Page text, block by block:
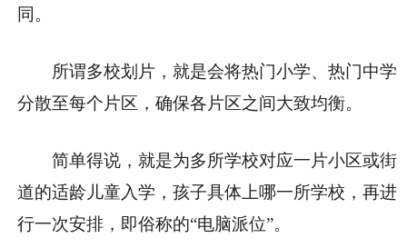
同。
所谓多校划片， 就是会将热门小学、热门中学
分散至每个片区，确保各片区之间大致均衡。
简单得说，就是为多所学校对应一片小区或街
道的适龄儿童入学，孩子具体上哪一所学校，再进
行一次安排，即俗称的“电脑派位”。